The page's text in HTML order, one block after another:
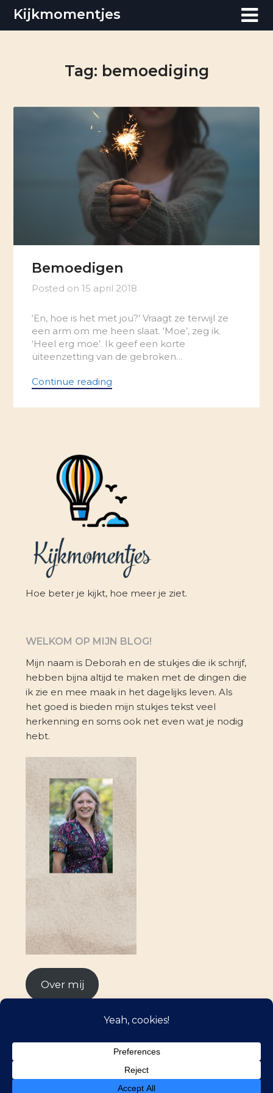
SkipKijkmomentjes
Tag: bemoediging
Bemoedigen
Posted on15 april 2018
‘En, hoe is het met jou?’ Vraagt ze terwijl ze
een arm om me heen slaat. ‘Moe’, zeg ik.
‘Heel erg moe’. Ik geef een korte
uiteenzetting van de gebroken…
Continue reading
Hoe beter je kijkt, hoe meer je ziet.
WELKOM OP MIJN BLOG!
Mijn naam is Deborah en de stukjes die ik schrijf,
hebben bijna altijd te maken met de dingen die
ik zie en mee maak in het dagelijks leven. Als
het goed is bieden mijn stukjes tekst veel
herkenning en soms ook net even wat je nodig
hebt.
Over mij